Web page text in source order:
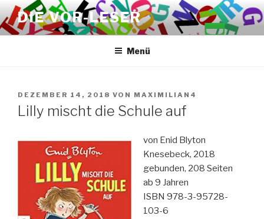
Zum
Inhalt
springen
DIE VOR-LESER
Menü
VERÖFFENTLICHT
AM
DEZEMBER 14, 2018 VON MAXIMILIAN4
Lilly mischt die Schule auf
von Enid Blyton
Knesebeck, 2018
gebunden, 208 Seiten
ab 9 Jahren
ISBN 978-3-95728-
103-6